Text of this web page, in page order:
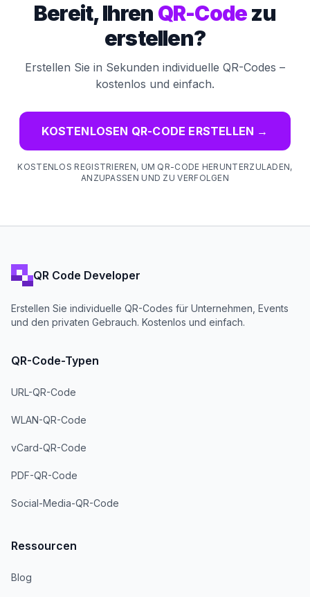
Bereit, Ihren QR-Codezu
erstellen?
Erstellen Sie in Sekunden individuelle QR-Codes –
kostenlos und einfach.
KOSTENLOSEN QR-CODE ERSTELLEN →
KOSTENLOS REGISTRIEREN, UM QR-CODE HERUNTERZULADEN,
ANZUPASSEN UND ZU VERFOLGEN
QR Code Developer
Erstellen Sie individuelle QR-Codes für Unternehmen, Events
und den privaten Gebrauch. Kostenlos und einfach.
QR-Code-Typen
URL-QR-Code
WLAN-QR-Code
vCard-QR-Code
PDF-QR-Code
Social-Media-QR-Code
Ressourcen
Blog